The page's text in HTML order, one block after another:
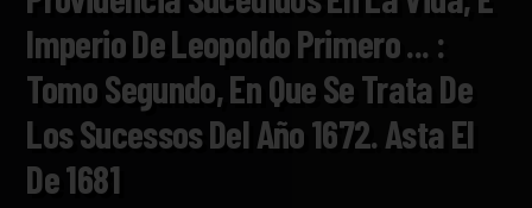
Imperio De Leopoldo Primero ... :
Tomo Segundo, En Que Se Trata De
Los Sucessos Del Año 1672. Asta El
De 1681